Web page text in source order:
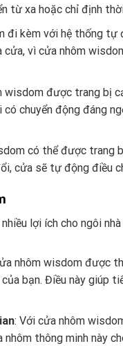
từ xa hoặc chỉ định
đi kèm với hệ thống tự
cửa, vì cửa nhôm
wisdom được trang bị
chuyển động đáng
có thể được trang
cửa sẽ tự động điều
lợi ích cho ngôi
nhôm wisdom được
bạn. Điều này giúp
: Với cửa nhôm
nhôm thông minh này